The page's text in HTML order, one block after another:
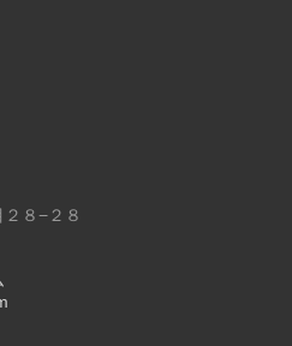
８−２８